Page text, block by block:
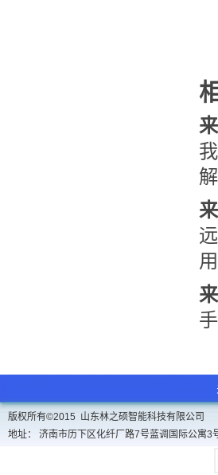
版权所有©2015 山东林之硕智能科技有限公司
地址： 济南市历下区化纤厂路7号蓝调国际公寓3